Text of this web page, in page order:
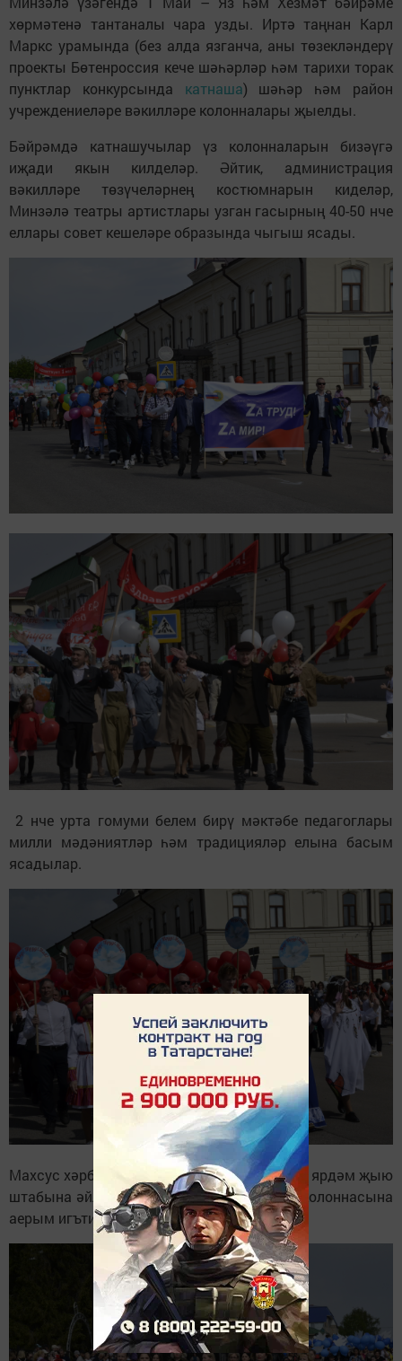
хөрмәтенә тантаналы чара узды. Иртә таңнан Карл
Маркс урамында (без алда язганча, аны төзекләндерү
проекты Бөтенроссия кече шәһәрләр һәм тарихи торак
пунктлар конкурсында катнаша) шәһәр һәм район
учреждениеләре вәкилләре колонналары җыелды.
Бәйрәмдә катнашучылар үз колонналарын бизәүгә
иҗади якын килделәр. Әйтик, администрация
вәкилләре төзүчеләрнең костюмнарын киделәр,
Минзәлә театры артистлары узган гасырның 40-50 нче
еллары совет кешеләре образында чыгыш ясады.
2 нче урта гомуми белем бирү мәктәбе педагоглары
милли мәдәниятләр һәм традицияләр елына басым
ясадылар.
Махсус хәрби операциядә катнашучыларга ярдәм җыю
штабына әйләнгән “Ялкын” яшьләр үзәге колоннасына
аерым игътибар ясалды.